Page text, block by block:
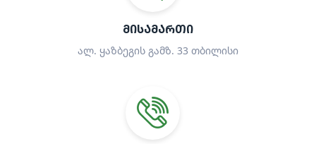
ᲛᲘᲡᲐᲛᲐᲠᲗᲘ
ალ. ყაზბეგის გამზ. 33 თბილისი